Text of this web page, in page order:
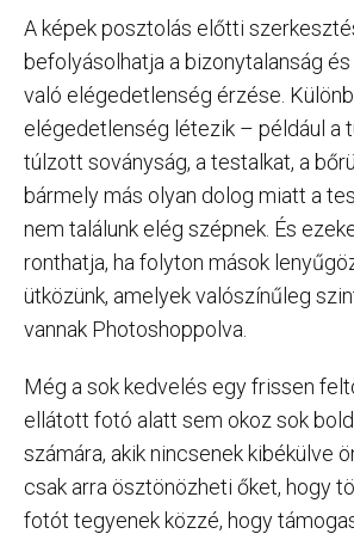
A képek posztolás előtti
befolyásolhatja a bizonytalanság és
való elégedetlenség érzése.
elégedetlenség létezik – például a
túlzott soványság, a testalkat, a
bármely más olyan dolog miatt a
nem találunk elég szépnek. És
ronthatja, ha folyton mások
ütközünk, amelyek valószínűleg
vannak Photoshoppolva.
Még a sok kedvelés egy frissen
ellátott fotó alatt sem okoz sok
számára, akik nincsenek kibékülve
csak arra ösztönözheti őket, hogy
fotót tegyenek közzé, hogy